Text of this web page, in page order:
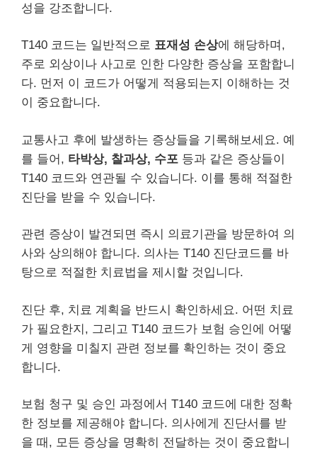
성을 강조합니다.
T140 코드는 일반적으로 표재성 손상에 해당하며,
주로 외상이나 사고로 인한 다양한 증상을 포함합니
다. 먼저 이 코드가 어떻게 적용되는지 이해하는 것
이 중요합니다.
교통사고 후에 발생하는 증상들을 기록해보세요. 예
를 들어, 타박상, 찰과상, 수포 등과 같은 증상들이
T140 코드와 연관될 수 있습니다. 이를 통해 적절한
진단을 받을 수 있습니다.
관련 증상이 발견되면 즉시 의료기관을 방문하여 의
사와 상의해야 합니다. 의사는 T140 진단코드를 바
탕으로 적절한 치료법을 제시할 것입니다.
진단 후, 치료 계획을 반드시 확인하세요. 어떤 치료
가 필요한지, 그리고 T140 코드가 보험 승인에 어떻
게 영향을 미칠지 관련 정보를 확인하는 것이 중요
합니다.
보험 청구 및 승인 과정에서 T140 코드에 대한 정확
한 정보를 제공해야 합니다. 의사에게 진단서를 받
을 때, 모든 증상을 명확히 전달하는 것이 중요합니